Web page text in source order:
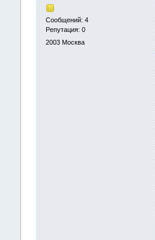
Сообщений: 4
Репутация: 0
2003 Москва